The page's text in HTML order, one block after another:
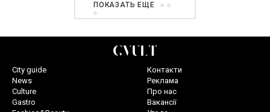
ПОКАЗАТЬ ЕЩЕ
City guide
News
Culture
Gastro
Контакти
Реклама
Про нас
Вакансії